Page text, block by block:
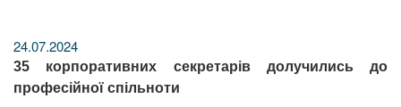
24.07.2024
35 корпоративних секретарів долучились до
професійної спільноти